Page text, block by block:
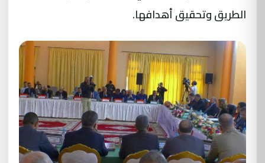
الطريق وتحقيق أهدافها.